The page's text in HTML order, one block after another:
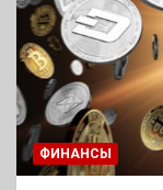
ФИНАНСЫ